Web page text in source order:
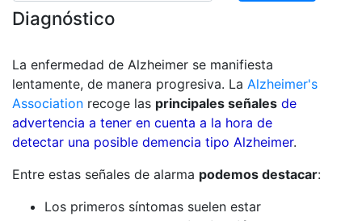
Diagnóstico
La enfermedad de Alzheimer se manifiesta
lentamente, de manera progresiva. La Alzheimer's
Association recoge las principales señales de
advertencia a tener en cuenta a la hora de
detectar una posible demencia tipo Alzheimer.
Entre estas señales de alarma podemos destacar:
Los primeros síntomas suelen estar